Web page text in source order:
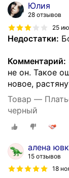
Юлия
28 отзывов
25
Недостатки:
Комментарий:
не он. Такое
новое,
Товар —
черный
алена
15 отзывов
18